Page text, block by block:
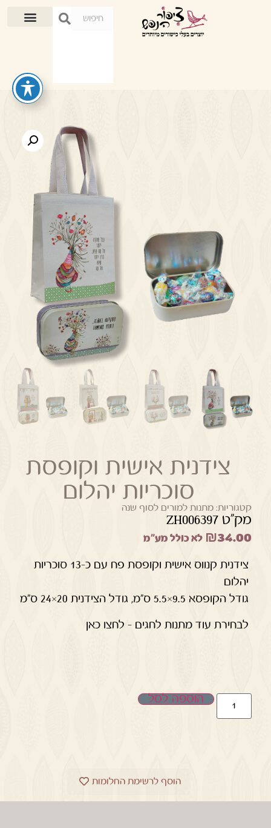
צידנית אישית וקופסת
סוכריות יהלום
קטגוריות: מתנות למורים לסוף שנה
מק"ט ZH006397
₪34.00 לא כולל מע"מ
צידנית קנווס אישית וקופסת פח עם כ-13 סוכריות
יהלום
גודל הקופסא 9.5×5.5 ס"מ, גודל הצידנית 20×24 ס"מ
לבחירת עוד מתנות לחגים – לחצו כאן
הוספה לסל
הוסף לרשימת החלומות